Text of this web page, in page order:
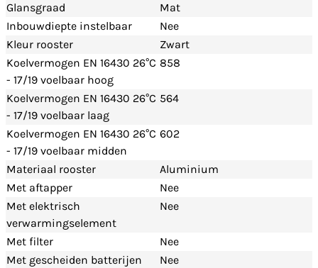
Glansgraad
Mat
Inbouwdiepte instelbaar
Nee
Kleur rooster
Zwart
Koelvermogen EN 16430 26°C
- 17/19 voelbaar hoog
858
Koelvermogen EN 16430 26°C
- 17/19 voelbaar laag
564
Koelvermogen EN 16430 26°C
- 17/19 voelbaar midden
602
Materiaal rooster
Aluminium
Met aftapper
Nee
Met elektrisch
verwarmingselement
Nee
Met filter
Nee
Met gescheiden batterijen
Nee